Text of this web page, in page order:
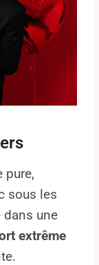
pure,
sous les
dans une
extrême